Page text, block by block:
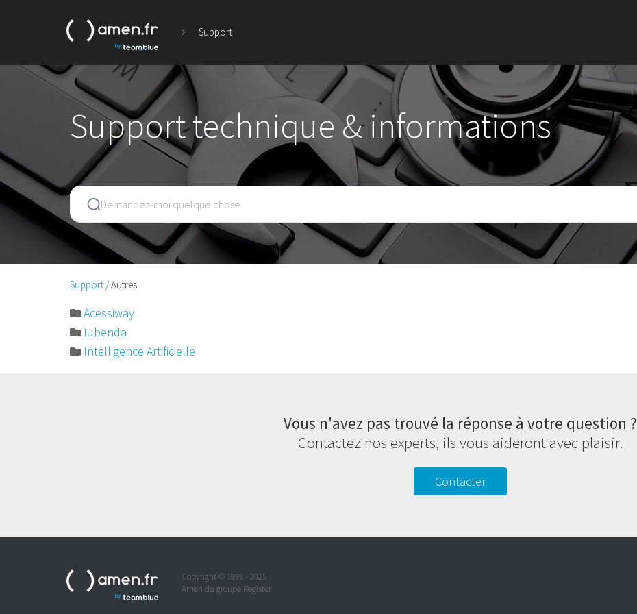
Support
Support technique & informations
Support Autres
Acessiway
Iubenda
Intelligence Artificielle
Vous n'avez pas trouvé la réponse à votre question ?
Contactez nos experts, ils vous aideront avec plaisir.
Contacter
Copyright © 1999 - 2025
Amen du groupe Register